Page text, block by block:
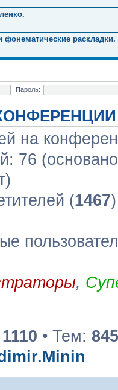
фонематические раскладки.
Пароль:
на
76
(1467
,
1110 • Тем: 845